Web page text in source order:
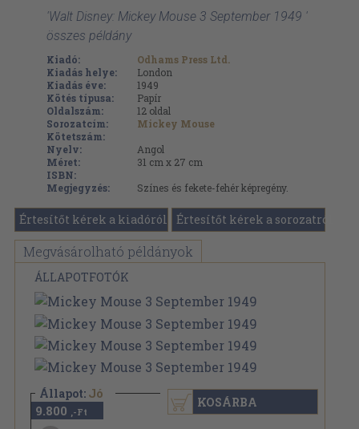
'Walt Disney: Mickey Mouse 3 September 1949 '
összes példány
Kiadó:
Odhams Press Ltd.
Kiadás helye:
London
Kiadás éve:
1949
Kötés típusa:
Papír
Oldalszám:
12 oldal
Sorozatcím:
Mickey Mouse
Kötetszám:
Nyelv:
Angol
Méret:
31 cm x 27 cm
ISBN:
Megjegyzés:
Színes és fekete-fehér képregény.
Értesítőt kérek a kiadóról Értesítőt kérek a sorozatról
Megvásárolható példányok
ÁLLAPOTFOTÓK
Állapot: Jó
9.800 ,-Ft
KOSÁRBA